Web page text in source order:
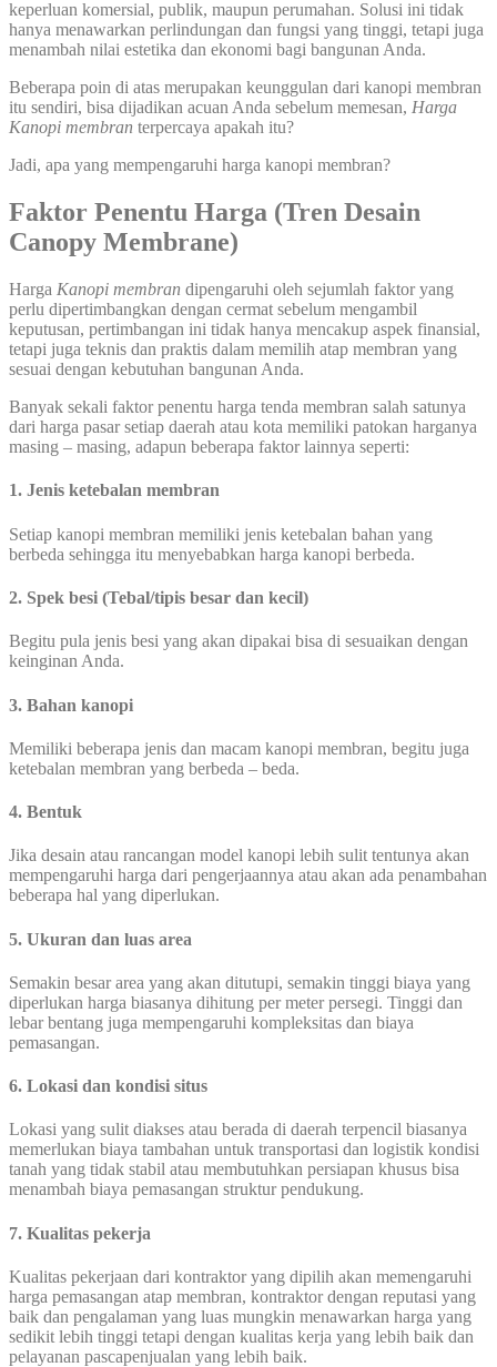
keperluan komersial, publik, maupun perumahan. Solusi ini tidak
hanya menawarkan perlindungan dan fungsi yang tinggi, tetapi juga
menambah nilai estetika dan ekonomi bagi bangunan Anda.
Beberapa poin di atas merupakan keunggulan dari kanopi membran
itu sendiri, bisa dijadikan acuan Anda sebelum memesan, Harga
Kanopi membran terpercaya apakah itu?
Jadi, apa yang mempengaruhi harga kanopi membran?
Faktor Penentu Harga (Tren Desain
Canopy Membrane)
Harga Kanopi membran dipengaruhi oleh sejumlah faktor yang
perlu dipertimbangkan dengan cermat sebelum mengambil
keputusan, pertimbangan ini tidak hanya mencakup aspek finansial,
tetapi juga teknis dan praktis dalam memilih atap membran yang
sesuai dengan kebutuhan bangunan Anda.
Banyak sekali faktor penentu harga tenda membran salah satunya
dari harga pasar setiap daerah atau kota memiliki patokan harganya
masing – masing, adapun beberapa faktor lainnya seperti:
1. Jenis ketebalan membran
Setiap kanopi membran memiliki jenis ketebalan bahan yang
berbeda sehingga itu menyebabkan harga kanopi berbeda.
2. Spek besi (Tebal/tipis besar dan kecil)
Begitu pula jenis besi yang akan dipakai bisa di sesuaikan dengan
keinginan Anda.
3. Bahan kanopi
Memiliki beberapa jenis dan macam kanopi membran, begitu juga
ketebalan membran yang berbeda – beda.
4. Bentuk
Jika desain atau rancangan model kanopi lebih sulit tentunya akan
mempengaruhi harga dari pengerjaannya atau akan ada penambahan
beberapa hal yang diperlukan.
5. Ukuran dan luas area
Semakin besar area yang akan ditutupi, semakin tinggi biaya yang
diperlukan harga biasanya dihitung per meter persegi. Tinggi dan
lebar bentang juga mempengaruhi kompleksitas dan biaya
pemasangan.
6. Lokasi dan kondisi situs
Lokasi yang sulit diakses atau berada di daerah terpencil biasanya
memerlukan biaya tambahan untuk transportasi dan logistik kondisi
tanah yang tidak stabil atau membutuhkan persiapan khusus bisa
menambah biaya pemasangan struktur pendukung.
7. Kualitas pekerja
Kualitas pekerjaan dari kontraktor yang dipilih akan memengaruhi
harga pemasangan atap membran, kontraktor dengan reputasi yang
baik dan pengalaman yang luas mungkin menawarkan harga yang
sedikit lebih tinggi tetapi dengan kualitas kerja yang lebih baik dan
pelayanan pascapenjualan yang lebih baik.